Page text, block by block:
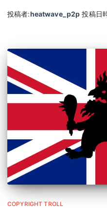
投稿者:heatwave_p2p 投稿日
COPYRIGHT TROLL